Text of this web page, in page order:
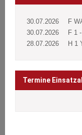
30.07.2026
F
30.07.2026
F 1
28.07.2026
H 1
Termine